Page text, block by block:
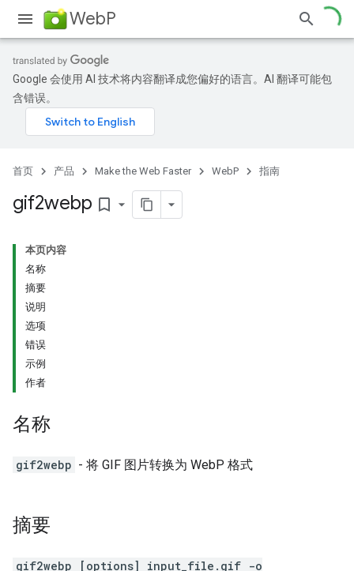
WebP
Google 会使用 AI 技术将内容翻译成您偏好的语言。AI 翻译可能包
含错误。
首页 产品 Make the Web Faster WebP 指南
gif2webp bookmark_border
本页内容
名称
摘要
说明
选项
错误
示例
作者
名称
gif2webp - 将 GIF 图片转换为 WebP 格式
摘要
gif2webp [options] input_file.gif -o